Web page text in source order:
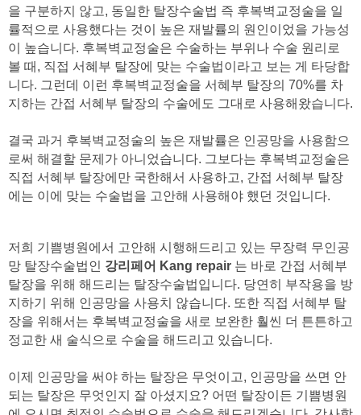
을 구분하지 않고, 동일한 탈장수술법 즉 후복벽교정술을 일
률적으로 사용했다는 것이 높은 재발률의 원인이었을 가능성
이 높습니다. 후복벽교정술은 수술하는 부위나 수술 원리로
볼 때, 직접 서혜부 탈장에 맞는 수술법이라고 보는 게 타당합
니다. 그런데 이런 후복벽교정술을 서혜부 탈장의 70%를 차
지하는 간접 서혜부 탈장의 수술에도 그대로 사용해왔습니다.
결국 과거 후복벽교정술의 높은 재발률은 인공망을 사용함으
로써 해결할 문제가 아니었습니다. 그보다는 후복벽교정술은
직접 서혜부 탈장에만 국한해서 사용하고, 간접 서혜부 탈장
에는 이에 맞는 수술법을 고안해 사용해야 했던 것입니다.
저희 기쁨병원에서 고안해 시행해드리고 있는 무장력 무인공
망 탈장수술법인 강리페어 Kang repair 는 바로 간접 서혜부
탈장을 위해 해드리는 탈장수술법입니다. 당연히 부작용을 방
지하기 위해 인공망을 사용치 않습니다. 또한 직접 서혜부 탈
장을 위해서는 후복벽교정술을 새로 보완한 훨씬 더 튼튼하고
정교한 새 술식으로 수술을 해드리고 있습니다.
이제 인공망을 써야 하는 탈장은 무엇이고, 인공망을 쓰면 안
되는 탈장은 무엇인지 잘 아셨지요? 어떤 탈장이든 기쁨병원